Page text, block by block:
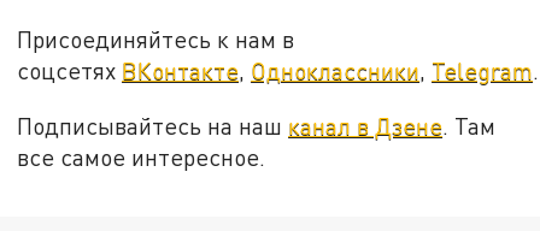
Присоединяйтесь к нам в
соцсетях ВКонтакте, Одноклассники, Telegram.
Подписывайтесь на наш канал в Дзене . Там
все самое интересное.